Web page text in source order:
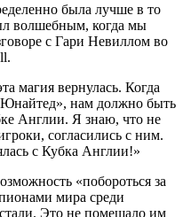
была лучше в то
волшебным, когда мы
с Гари Невиллом во
магия вернулась. Когда
нам должно быть
Англии. Я знаю, что не
согласились с ним.
с Кубка Англии!»
«побороться за
мира среди
Это не помешало им